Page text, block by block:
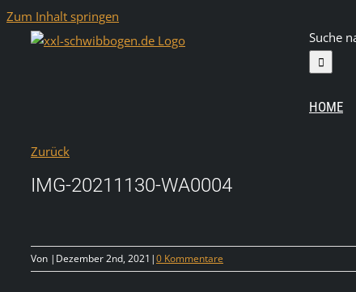
Zum Inhalt springen
Suche
HOME
Zurück
IMG-20211130-WA0004
Von | Dezember 2nd, 2021 |0 Kommentare